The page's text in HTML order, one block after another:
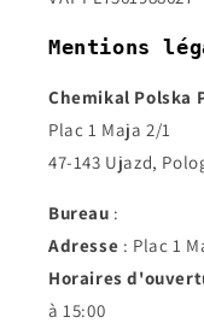
Mentions
Chemikal Polska
Plac 1 Maja 2/1
47-143 Ujazd,
Bureau :
Adresse : Plac 1
Horaires
à 15:00